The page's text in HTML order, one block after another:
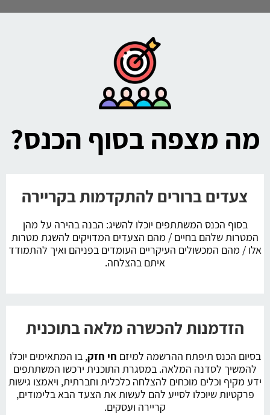
מה מצפה בסוף הכנס?
צעדים ברורים להתקדמות בקריירה
בסוף הכנס המשתתפים יוכלו להשיג: הבנה בהירה על מהן
המטרות שלהם בחיים / מהם הצעדים המדויקים להשגת מטרות
אלו / מהם המכשולים העיקריים העומדים בפניהם ואיך להתמודד
איתם בהצלחה.
הזדמנות להכשרה מלאה בתוכנית
בסיום הכנס תיפתח ההרשמה למיזם חי חזק, בו המתאימים יוכלו
להמשיך לסדנה המלאה. במסגרת התוכנית ירכשו המשתתפים
ידע מקיף וכלים מוכחים להצלחה כלכלית וחברתית, ויאמצו גישות
פרקטיות שיוכלו לסייע להם לעשות את הצעד הבא בלימודים,
קריירה ועסקים.